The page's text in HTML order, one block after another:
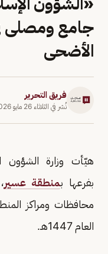
جامع ومصلى
الأضحى
فريق التحرير
نُشر في الثلاثاء 26 مايو 2026
هيّأت وزارة الشؤون
بفرعها بمنطقة عسير
محافظات ومراكز
العام 1447هـ.